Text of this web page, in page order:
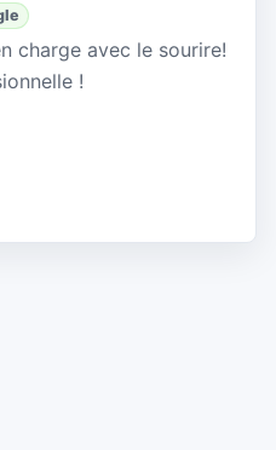
charge avec le sourire!
!